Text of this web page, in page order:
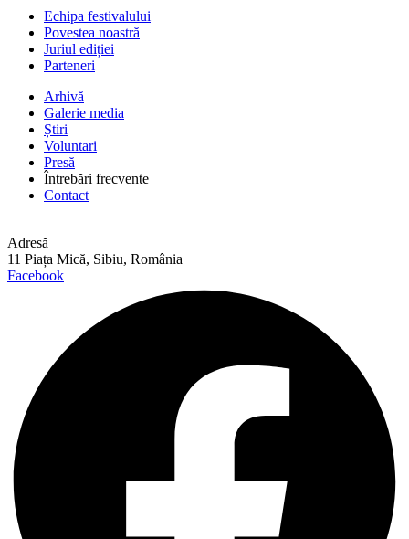
Echipa festivalului
Povestea noastră
Juriul ediției
Parteneri
Arhivă
Galerie media
Știri
Voluntari
Presă
Întrebări frecvente
Contact
Adresă
11 Piața Mică, Sibiu, România
Facebook